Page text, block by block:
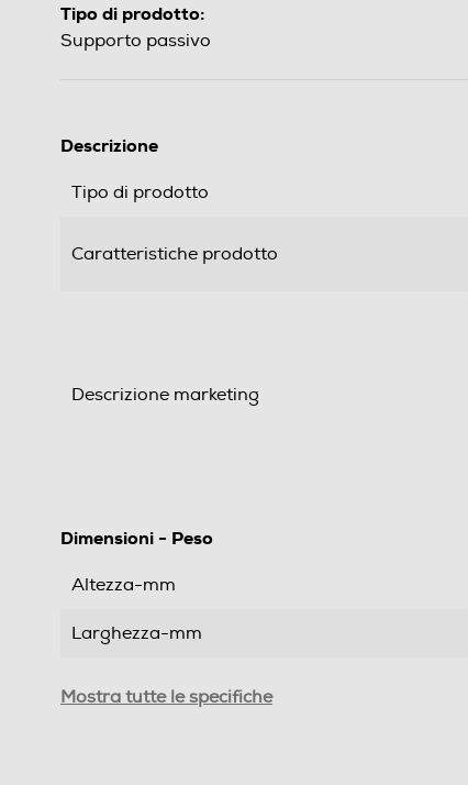
Tipo di prodotto:
Supporto passivo
Descrizione
Tipo di prodotto
Caratteristiche prodotto
Descrizione marketing
Dimensioni - Peso
Altezza-mm
Larghezza-mm
Mostra tutte le specifiche